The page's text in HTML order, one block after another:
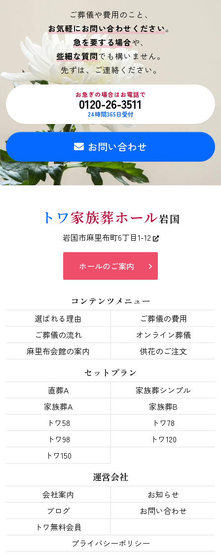
ご葬儀や費用のこと、
お気軽にお問い合わせください。
急を要する場合や、
些細な質問でも構いません。
先ずは、ご連絡ください。
お急ぎの場合はお電話で
0120-26-3511
24時間365日受付
お問い合わせ
トワ家族葬ホール岩国
岩国市麻里布町6丁目1-12
ホールのご案内
コンテンツメニュー
選ばれる理由
ご葬儀の費用
ご葬儀の流れ
オンライン葬儀
麻里布会館の案内
供花のご注文
セットプラン
直葬A
家族葬シンプル
家族葬A
家族葬B
トワ58
トワ78
トワ98
トワ120
トワ150
運営会社
会社案内
お知らせ
ブログ
お問い合わせ
トワ無料会員
プライバシーポリシー